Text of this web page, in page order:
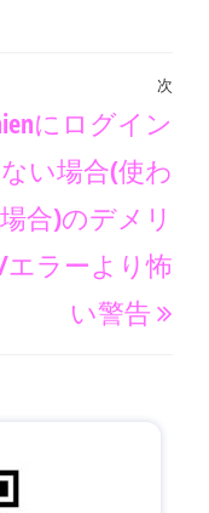
次
次
にログイン
い場合(使わ
合)のデメリ
エラーより怖
い警告